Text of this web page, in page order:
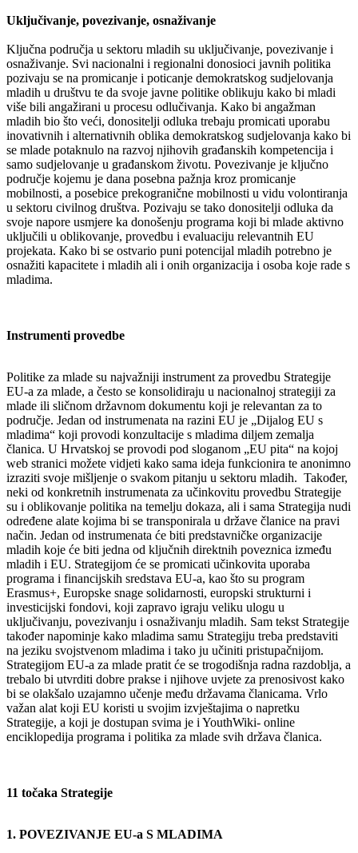
Uključivanje, povezivanje, osnaživanje
Ključna područja u sektoru mladih su uključivanje, povezivanje i
osnaživanje. Svi nacionalni i regionalni donosioci javnih politika
pozivaju se na promicanje i poticanje demokratskog sudjelovanja
mladih u društvu te da svoje javne politike oblikuju kako bi mladi
više bili angažirani u procesu odlučivanja. Kako bi angažman
mladih bio što veći, donositelji odluka trebaju promicati uporabu
inovativnih i alternativnih oblika demokratskog sudjelovanja kako bi
se mlade potaknulo na razvoj njihovih građanskih kompetencija i
samo sudjelovanje u građanskom životu. Povezivanje je ključno
područje kojemu je dana posebna pažnja kroz promicanje
mobilnosti, a posebice prekogranične mobilnosti u vidu volontiranja
u sektoru civilnog društva. Pozivaju se tako donositelji odluka da
svoje napore usmjere ka donošenju programa koji bi mlade aktivno
uključili u oblikovanje, provedbu i evaluaciju relevantnih EU
projekata. Kako bi se ostvario puni potencijal mladih potrebno je
osnažiti kapacitete i mladih ali i onih organizacija i osoba koje rade s
mladima.
Instrumenti provedbe
Politike za mlade su najvažniji instrument za provedbu Strategije
EU-a za mlade, a često se konsolidiraju u nacionalnoj strategiji za
mlade ili sličnom državnom dokumentu koji je relevantan za to
područje. Jedan od instrumenata na razini EU je „Dijalog EU s
mladima“ koji provodi konzultacije s mladima diljem zemalja
članica. U Hrvatskoj se provodi pod sloganom „EU pita“ na kojoj
web stranici možete vidjeti kako sama ideja funkcionira te anonimno
izraziti svoje mišljenje o svakom pitanju u sektoru mladih. Također,
neki od konkretnih instrumenata za učinkovitu provedbu Strategije
su i oblikovanje politika na temelju dokaza, ali i sama Strategija nudi
određene alate kojima bi se transponirala u države članice na pravi
način. Jedan od instrumenata će biti predstavničke organizacije
mladih koje će biti jedna od ključnih direktnih poveznica između
mladih i EU. Strategijom će se promicati učinkovita uporaba
programa i financijskih sredstava EU-a, kao što su program
Erasmus+, Europske snage solidarnosti, europski strukturni i
investicijski fondovi, koji zapravo igraju veliku ulogu u
uključivanju, povezivanju i osnaživanju mladih. Sam tekst Strategije
također napominje kako mladima samu Strategiju treba predstaviti
na jeziku svojstvenom mladima i tako ju učiniti pristupačnijom.
Strategijom EU-a za mlade pratit će se trogodišnja radna razdoblja, a
trebalo bi utvrditi dobre prakse i njihove uvjete za prenosivost kako
bi se olakšalo uzajamno učenje među državama članicama. Vrlo
važan alat koji EU koristi u svojim izvještajima o napretku
Strategije, a koji je dostupan svima je i YouthWiki- online
enciklopedija programa i politika za mlade svih država članica.
11 točaka Strategije
1. POVEZIVANJE EU-a S MLADIMA